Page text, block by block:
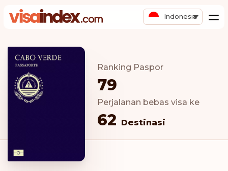
Indonesia
Ranking Paspor
79
Perjalanan bebas visa ke
62 Destinasi